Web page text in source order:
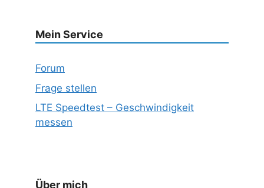
Mein Service
Forum
Frage stellen
LTE Speedtest – Geschwindigkeit
messen
Über mich